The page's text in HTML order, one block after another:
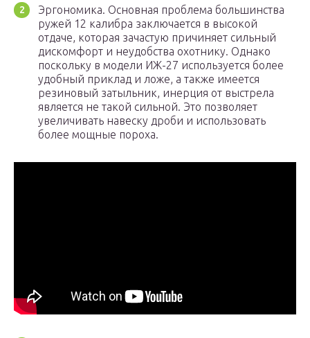
Эргономика. Основная проблема большинства
ружей 12 калибра заключается в высокой
отдаче, которая зачастую причиняет сильный
дискомфорт и неудобства охотнику. Однако
поскольку в модели ИЖ-27 используется более
удобный приклад и ложе, а также имеется
резиновый затыльник, инерция от выстрела
является не такой сильной. Это позволяет
увеличивать навеску дроби и использовать
более мощные пороха.